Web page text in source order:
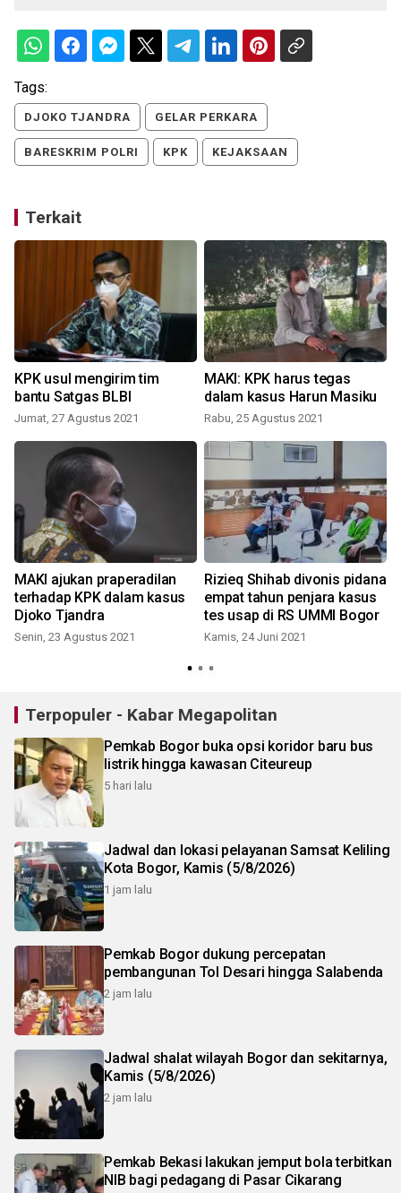
Tags:
DJOKO TJANDRA GELAR PERKARA
BARESKRIM POLRI KPK KEJAKSAAN
Terkait
KPK usul mengirim tim
bantu Satgas BLBI
Jumat, 27 Agustus 2021
MAKI: KPK harus tegas
dalam kasus Harun Masiku
Rabu, 25 Agustus 2021
MAKI ajukan praperadilan
terhadap KPK dalam kasus
Djoko Tjandra
Senin, 23 Agustus 2021
Rizieq Shihab divonis pidana
empat tahun penjara kasus
tes usap di RS UMMI Bogor
Kamis, 24 Juni 2021
Terpopuler - Kabar Megapolitan
Pemkab Bogor buka opsi koridor baru bus
listrik hingga kawasan Citeureup
5 hari lalu
Jadwal dan lokasi pelayanan Samsat Keliling
Kota Bogor, Kamis (5/8/2026)
1 jam lalu
Pemkab Bogor dukung percepatan
pembangunan Tol Desari hingga Salabenda
2 jam lalu
Jadwal shalat wilayah Bogor dan sekitarnya,
Kamis (5/8/2026)
2 jam lalu
Pemkab Bekasi lakukan jemput bola terbitkan
NIB bagi pedagang di Pasar Cikarang